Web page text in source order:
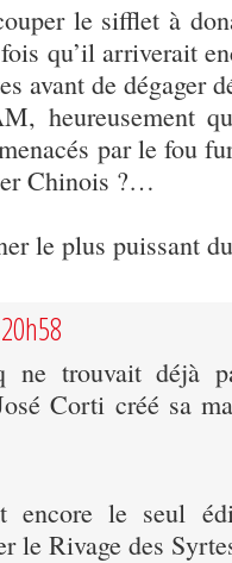
le sifflet à
qu’il arriverait
avant de dégager
heureusement
par le fou
Chinois ?…
le plus puissant
ne trouvait déjà
Corti créé sa
le seul
le Rivage des